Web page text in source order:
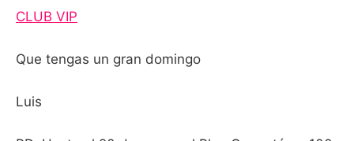
CLUB VIP
Que tengas un gran domingo
Luis